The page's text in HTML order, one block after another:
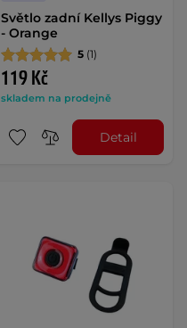
Světlo zadní Kellys Piggy
- Orange
5 (1)
119 Kč
skladem na prodejně
Detail